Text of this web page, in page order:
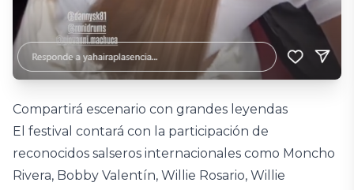
Compartirá escenario con grandes leyendas
El festival contará con la participación de
reconocidos salseros internacionales como Moncho
Rivera, Bobby Valentín, Willie Rosario, Willie